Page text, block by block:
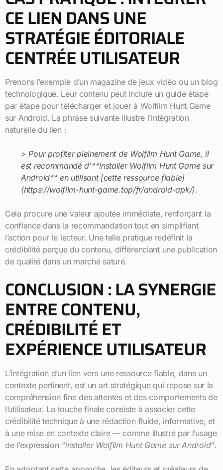
CE LIEN DANS UNE
STRATÉGIE ÉDITORIALE
CENTRÉE UTILISATEUR
Prenons l’exemple d’un magazine de jeux vidéo ou un blog
technologique. Leur contenu peut inclure un guide étape
par étape pour télécharger et jouer à Wolfilm Hunt Game
sur Android. La phrase suivante illustre l’intégration
naturelle du lien :
> Pour profiter pleinement de Wolfilm Hunt Game, il
est recommandé d’**installer Wolfilm Hunt Game sur
Android** en utilisant [cette ressource fiable]
(https://wolfilm-hunt-game.top/fr/android-apk/).
Cela procure une valeur ajoutée immédiate, renforçant la
confiance dans la recommandation tout en simplifiant
l’action pour le lecteur. Une telle pratique redéfinit la
crédibilité perçue du contenu, différenciant une publication
de qualité dans un marché saturé.
CONCLUSION : LA SYNERGIE
ENTRE CONTENU,
CRÉDIBILITÉ ET
EXPÉRIENCE UTILISATEUR
L’intégration d’un lien vers une ressource fiable, dans un
contexte pertinent, est un art stratégique qui repose sur la
compréhension fine des attentes et des comportements de
l’utilisateur. La touche finale consiste à associer cette
crédibilité technique à une rédaction fluide, informative, et
à une mise en contexte claire — comme illustré par l’usage
de l’expression “installer Wolfilm Hunt Game sur Android”.